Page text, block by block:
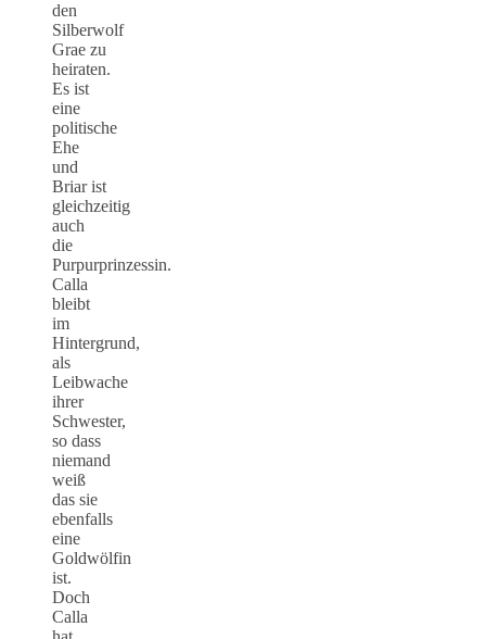
den
Silberwolf
Grae zu
heiraten.
Es ist
eine
politische
Ehe
und
Briar ist
gleichzeitig
auch
die
Purpurprinzessin.
Calla
bleibt
im
Hintergrund,
als
Leibwache
ihrer
Schwester,
so dass
niemand
weiß
das sie
ebenfalls
eine
Goldwölfin
ist.
Doch
Calla